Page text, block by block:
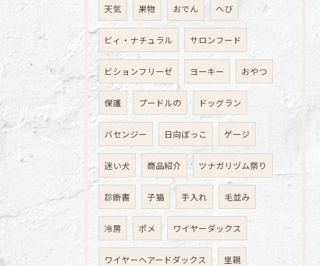
天気 果物 おでん へび
ビィ・ナチュラル サロンフード
ビションフリーゼ ヨーキー おやつ
保護 プードルの ドッグラン
バセンジー 日向ぼっこ ゲージ
迷い犬 商品紹介 ツナガリヅム祭り
診断書 子猫 手入れ 毛並み
冷房 ポメ ワイヤーダックス
ワイヤーヘアードダックス 里親